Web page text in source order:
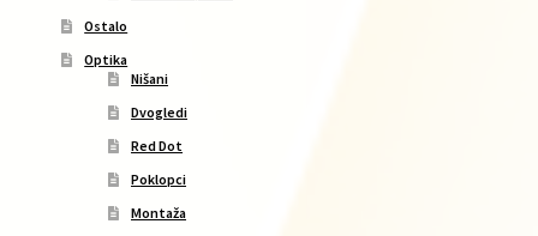
Ostalo
Optika
Nišani
Dvogledi
Red Dot
Poklopci
Montaža